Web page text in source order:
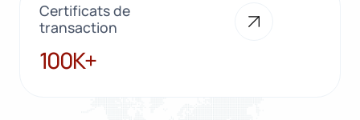
Certificats de
transaction
100K+
100K+